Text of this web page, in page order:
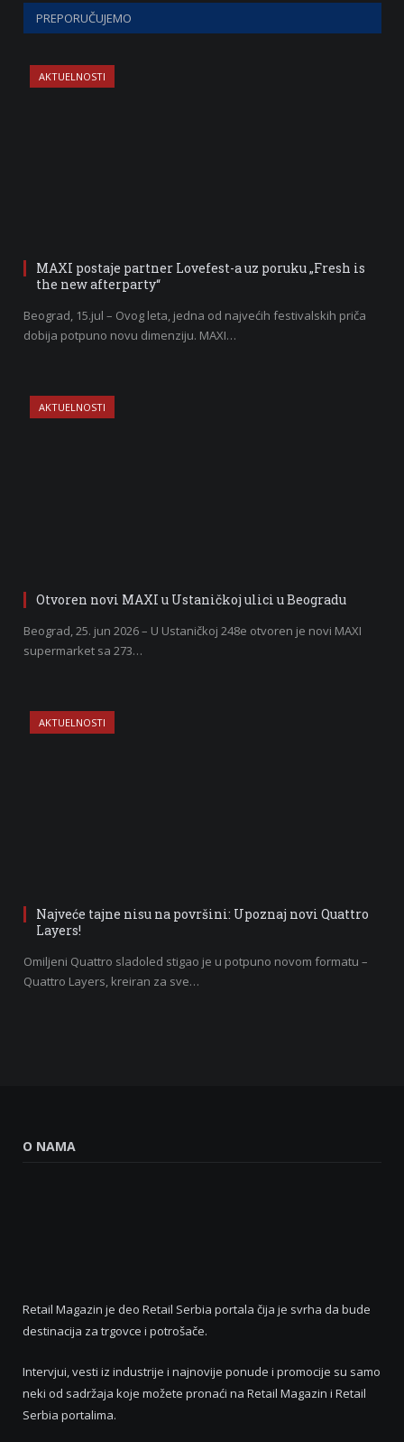
PREPORUČUJEMO
AKTUELNOSTI
MAXI postaje partner Lovefest-a uz poruku „Fresh is
the new afterparty“
Beograd, 15.jul – Ovog leta, jedna od najvećih festivalskih priča
dobija potpuno novu dimenziju. MAXI…
AKTUELNOSTI
Otvoren novi MAXI u Ustaničkoj ulici u Beogradu
Beograd, 25. jun 2026 – U Ustaničkoj 248e otvoren je novi MAXI
supermarket sa 273…
AKTUELNOSTI
Najveće tajne nisu na površini: Upoznaj novi Quattro
Layers!
Omiljeni Quattro sladoled stigao je u potpuno novom formatu –
Quattro Layers, kreiran za sve…
O NAMA
Retail Magazin je deo Retail Serbia portala čija je svrha da bude
destinacija za trgovce i potrošače.
Intervjui, vesti iz industrije i najnovije ponude i promocije su samo
neki od sadržaja koje možete pronaći na Retail Magazin i Retail
Serbia portalima.